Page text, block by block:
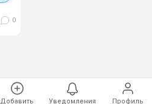
Добавить Уведомления Профиль
0